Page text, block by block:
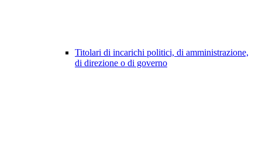
Titolari di incarichi politici, di amministrazione,
di direzione o di governo